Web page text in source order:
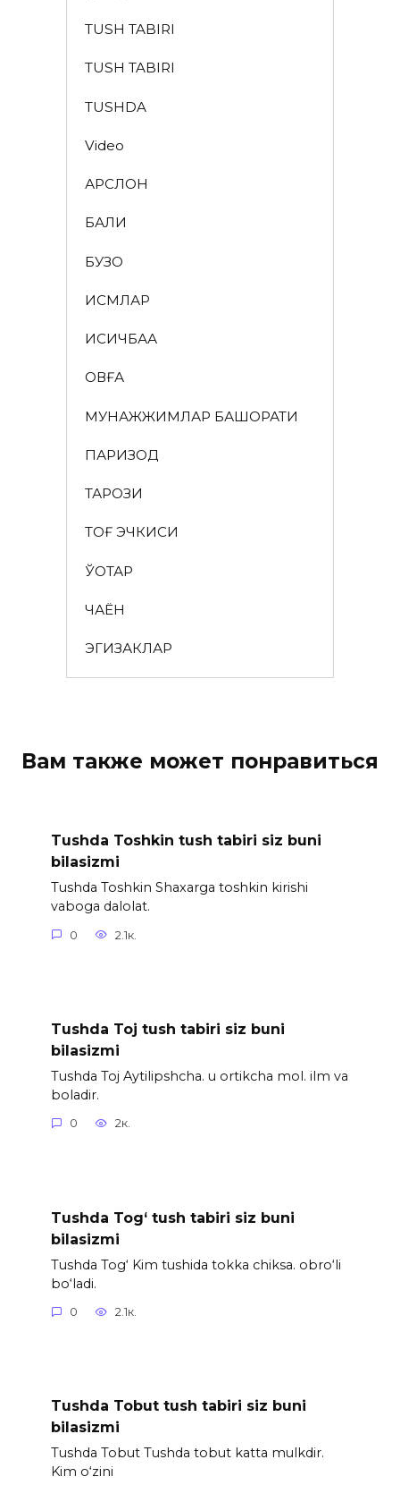
TUSH TABIRI
TUSH TABIRI
TUSHDA
Video
АРСЛОН
БАЛИҚ
БУЗОҚ
ИСМЛАР
ҚИСҚИЧБАҚА
ҚОВҒА
МУНАЖЖИМЛАР БАШОРАТИ
ПАРИЗОД
ТАРОЗИ
ТОҒ ЭЧКИСИ
ЎҚОТАР
ЧАЁН
ЭГИЗАКЛАР
Вам также может понравиться
Tushda Toshkin tush tabiri siz buni
bilasizmi
Tushda Toshkin Shaxarga toshkin kirishi
vaboga dalolat.
0 2.1к.
Tushda Toj tush tabiri siz buni
bilasizmi
Tushda Toj Aytilipshcha. u ortikcha mol. ilm va
boladir.
0 2к.
Tushda Tog‘ tush tabiri siz buni
bilasizmi
Tushda Tog‘ Kim tushida tokka chiksa. obro‘li
bo‘ladi.
0 2.1к.
Tushda Tobut tush tabiri siz buni
bilasizmi
Tushda Tobut Tushda tobut katta mulkdir.
Kim o‘zini